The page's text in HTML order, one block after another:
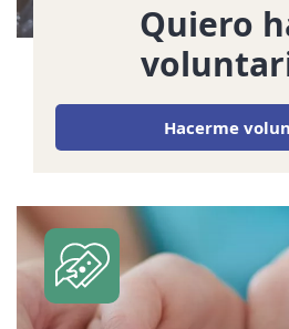
Quiero
Hacerme